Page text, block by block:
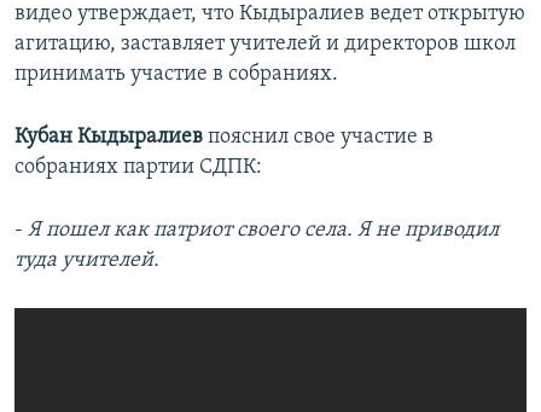
видео утверждает, что Кыдыралиев ведет открытую
агитацию, заставляет учителей и директоров школ
принимать участие в собраниях.
Кубан Кыдыралиев пояснил свое участие в
собраниях партии СДПК:
- Я пошел как патриот своего села. Я не приводил
туда учителей.